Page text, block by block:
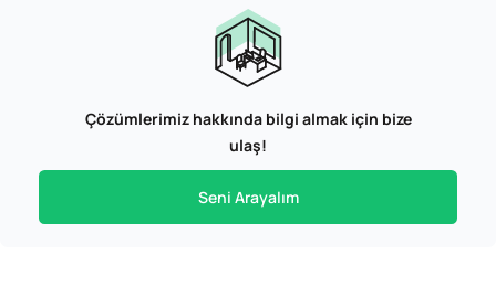
Çözümlerimiz hakkında bilgi almak için bize
ulaş!
Seni Arayalım